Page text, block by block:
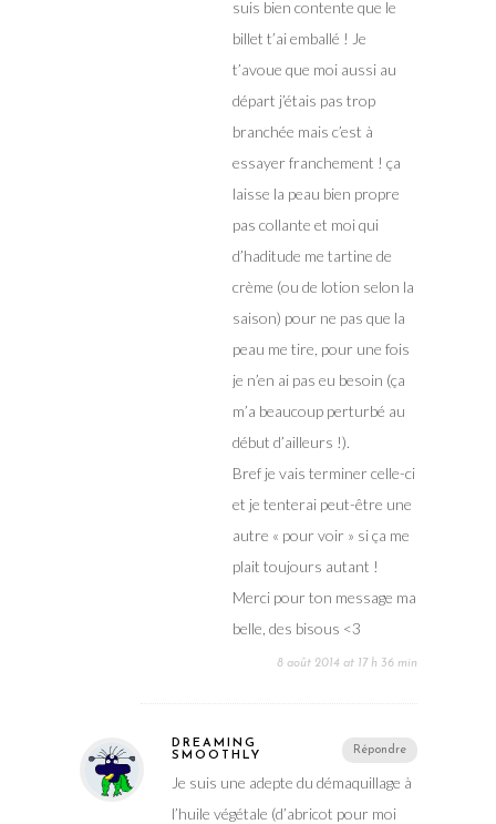
suis bien contente que le
billet t’ai emballé ! Je
t’avoue que moi aussi au
départ j’étais pas trop
branchée mais c’est à
essayer franchement ! ça
laisse la peau bien propre
pas collante et moi qui
d’haditude me tartine de
crème (ou de lotion selon la
saison) pour ne pas que la
peau me tire, pour une fois
je n’en ai pas eu besoin (ça
m’a beaucoup perturbé au
début d’ailleurs !).
Bref je vais terminer celle-ci
et je tenterai peut-être une
autre « pour voir » si ça me
plait toujours autant !
Merci pour ton message ma
belle, des bisous <3
8 août 2014 at 17 h 36 min
Répondre
DREAMING
SMOOTHLY
Je suis une adepte du démaquillage à
l’huile végétale (d’abricot pour moi